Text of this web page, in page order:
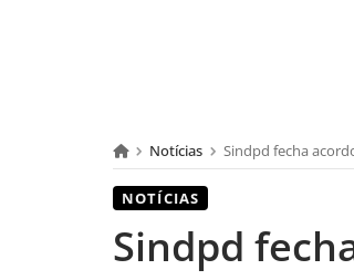
Notícias Sindpd fecha
NOTÍCIAS
Sindpd